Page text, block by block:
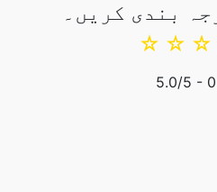
بندی کریں۔
☆
☆
☆
5.0/5 - 0